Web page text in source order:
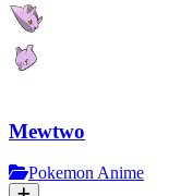
Mewtwo
Pokemon Anime